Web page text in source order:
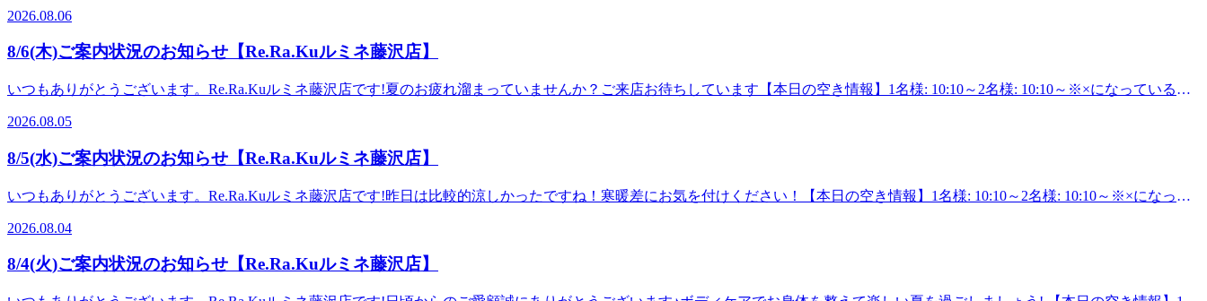
ーーーーーーーーーーーーーーーーーーーーーーーーーーーーーーーーーーーーーーーー 予約はこちらから→https://reraku.jp/studio/luminefujisawa/booking【疲れる前にお身体をケアしまし
ょう♪】みなさまのご来店を心よりお待ちしております♪ 【Re.Ra.Kuルミネ藤沢店】営業時間：10:00～20:00(最終受付19:30)TEL： 0466-52-6685住所：藤沢市藤沢438-1ルミネ藤沢4F
いきましょう! 【本日の空き情報】1名様: 10:10～2名様: 11:00～※×になっているお時間でもご案内できる場合がございます。一度店舗までお電話でお問い合わせください。★8月のおす
すめメニュー★ ーーーーーーーーーーーー【爽快ヘッドスパ】ーーーーーーーーーーーー今年も大人気コースの"爽快ヘッドスパの時期がやってまいりました！！ひんやり弾ける
炭酸泡を使った爽快感あふれるヘッドスパを夏限定で提供しております。 頭部を始め、首肩周りのお疲れや暑さでなんだかだるさを感じる方にもおススメコースとなっております。ま
分 9,980円どの分数でも爽快ヘッドスパが10分付いております。長い時間受けて頂くとよりお得となっておりますので、素敵なひとときをぜひ受けていただければと思いま
す！ ★こちらに加え、様々なオプションメニューも取り揃えておりますので気になるメニューを組み合わせて受けて頂く事が可能です♪ ーーーーーーーーーーーーーーーーーーーーー
ちしております♪ 【Re.Ra.Kuルミネ藤沢店】営業時間：10:00～20:00(最終受付19:30)TEL： 0466-52-6685住所：藤沢市藤沢438-1ルミネ藤沢4F
2026.08.06
8/6(木)ご案内状況のお知らせ【Re.Ra.Kuルミネ藤沢店】
いつもありがとうございます。Re.Ra.Kuルミネ藤沢店です!夏のお疲れ溜まっていませんか？ご来店お待ちしています【本日の空き情報】1名様: 10:10～2名様: 10:10～※×になっているお
ーーーーーー今年も大人気コースの"爽快ヘッドスパの時期がやってまいりました！！ひんやり弾ける炭酸泡を使った爽快感あふれるヘッドスパを夏限定で提供しております。 頭部を始
め、首肩周りのお疲れや暑さでなんだかだるさを感じる方にもおススメコースとなっております。またリラク系ボディケアとのお得なセットコースもご準備♪ 爽快セットコー
ス 50分 6,980円 爽快セットコース 70分 8,980円 爽快セットコース 90分 9,980円どの分数でも爽快ヘッドスパが10分付いております。長い時
るメニューを組み合わせて受けて頂く事が可能です♪ ーーーーーーーーーーーーーーーーーーーーーーーーーーーーーーーーーーーーーーーーーーー 予約はこちらから
→https://reraku.jp/studio/luminefujisawa/booking【疲れる前にお身体をケアしましょう♪】みなさまのご来店を心よりお待ちしております♪ 【Re.Ra.Kuルミネ藤沢店】営業時間：10:00～
20:00(最終受付19:30)TEL： 0466-52-6685住所：藤沢市藤沢438-1ルミネ藤沢4F
2026.08.05
8/5(水)ご案内状況のお知らせ【Re.Ra.Kuルミネ藤沢店】
いつもありがとうございます。Re.Ra.Kuルミネ藤沢店です!昨日は比較的涼しかったですね！寒暖差にお気を付けください！【本日の空き情報】1名様: 10:10～2名様: 10:10～※×になって
ーーーーーーーーー今年も大人気コースの"爽快ヘッドスパの時期がやってまいりました！！ひんやり弾ける炭酸泡を使った爽快感あふれるヘッドスパを夏限定で提供しております。 頭
部を始め、首肩周りのお疲れや暑さでなんだかだるさを感じる方にもおススメコースとなっております。またリラク系ボディケアとのお得なセットコースもご準備♪ 爽快セット
コース 50分 6,980円 爽快セットコース 70分 8,980円 爽快セットコース 90分 9,980円どの分数でも爽快ヘッドスパが10分付いております。長
2026.08.04
8/4(火)ご案内状況のお知らせ【Re.Ra.Kuルミネ藤沢店】